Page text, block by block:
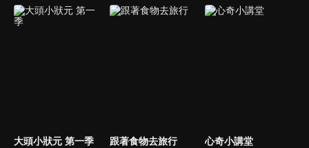
大頭小狀元 第一季 跟著食物去旅行 心奇小講堂